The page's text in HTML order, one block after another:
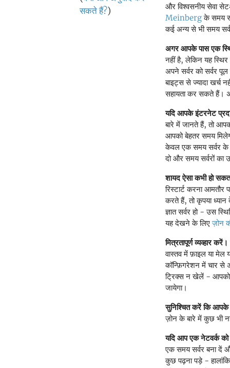
सकते हैं?)
और विश्वसनीय सेवा
Meinbergके समय
कई अन्य से भी समय
अगर आपके पास एक
नहीं है, लेकिन यह स्थिर
अपने सर्वर को सर्वर
बाइट्स से ज्यादा खर्च
सहायता कर सकते हैं।
यदि आपके इंटरनेट
बारे में जानते हैं, तो
आपको बेहतर समय
केवल एक समय सर्वर
दो और समय सर्वरों
शायद ऐसा कभी हो
रिस्टार्ट करना
करते हैं, तो कृपया
ज्ञात सर्वर हो - उस
यह देखने के लिएज़ोन
मित्रतापूर्ण व्यव्हार करें।
वास्तव में फ़ाइल या मेल
कॉन्फ़िगरेशन में चार से
ट्रिक्स न खेलें - आपको
जायेगा।
सुनिश्चित करें कि
ज़ोन के बारे में कुछ भी
यदि आप एक नेटवर्क
एक समय सर्वर बना दें
कुछ पढ़ना पड़े -